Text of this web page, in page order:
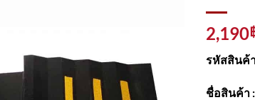
2,190
รหัสสินค้า
ชื่อสินค้า